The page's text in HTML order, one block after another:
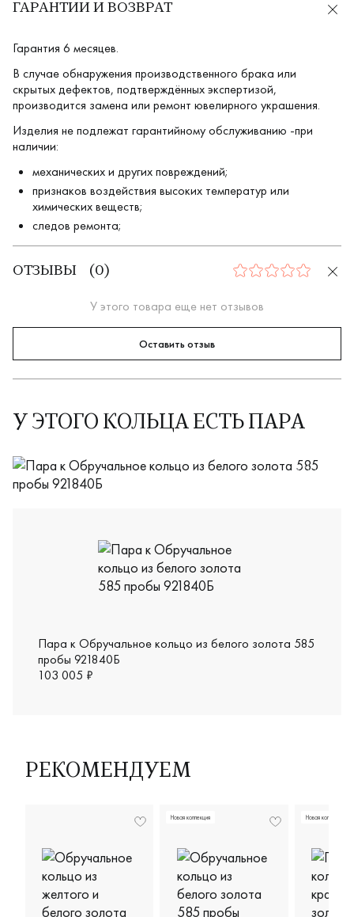
ГАРАНТИИ И ВОЗВРАТ
Гарантия 6 месяцев.
В случае обнаружения производственного брака или
скрытых дефектов, подтверждённых экспертизой,
производится замена или ремонт ювелирного украшения.
Изделия не подлежат гарантийному обслуживанию -при
наличии:
механических и других повреждений;
признаков воздействия высоких температур или
химических веществ;
следов ремонта;
ОТЗЫВЫ ( 0) 0
У этого товара еще нет отзывов
Оставить отзыв
У ЭТОГО КОЛЬЦА ЕСТЬ ПАРА
Пара к Обручальное кольцо из белого золота 585
пробы 921840Б
103 005 ₽
921682
РЕКОМЕНДУЕМ
Новая коллекция Новая коллекция